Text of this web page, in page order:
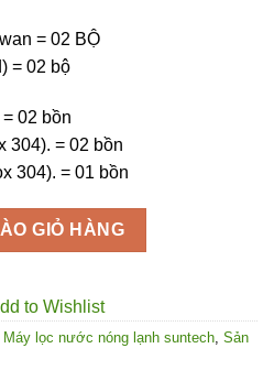
là:
25,490,000₫.
= 02 BỘ
= 02 bộ
02 bồn
304). = 02 bồn
304). = 01 bồn
ST-04RO- Công Nghệ RO số
GIỎ HÀNG
to Wishlist
Máy lọc nước nóng lạnh suntech, Sản